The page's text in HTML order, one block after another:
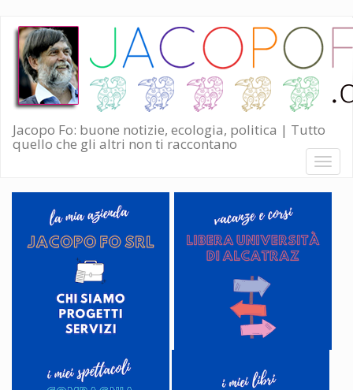
Salta
contenuto
principale
Jacopo Fo: buone notizie, ecologia, politica | Tutto
quello che gli altri non ti raccontano
Toggle